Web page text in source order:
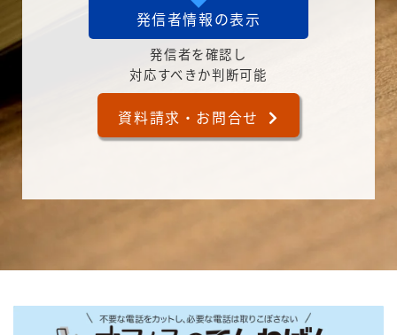
発信者情報の表示
発信者を確認し
対応すべきか判断可能
資料請求・お問合せ